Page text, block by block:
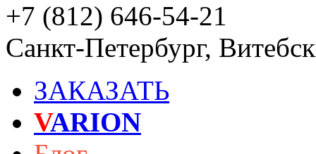
+7 (812) 646-54-21
Санкт-Петербург,
ЗАКАЗАТЬ
VARION